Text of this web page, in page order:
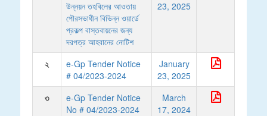
উন্নয়ন তহবিলের আওতায়
পৌরসভাধীন বিভিন্ন ওয়ার্ডে
প্রকল্প বাস্তবায়নের জন্য
দরপত্র আহবানের নোটিশ
23, 2025
২
e-Gp Tender Notice
# 04/2023-2024
January
23, 2025
৩
e-Gp Tender Notice
No # 04/2023-2024
March
17, 2024